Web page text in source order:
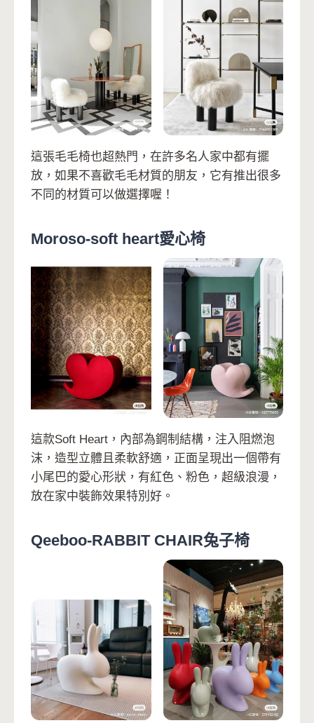
這張毛毛椅也超熱門，在許多名人家中都有擺
放，如果不喜歡毛毛材質的朋友，它有推出很多
不同的材質可以做選擇喔！
Moroso-soft heart愛心椅
這款Soft Heart，內部為鋼制結構，注入阻燃泡
沫，造型立體且柔軟舒適，正面呈現出一個帶有
小尾巴的愛心形狀，有紅色、粉色，超級浪漫，
放在家中裝飾效果特別好。
Qeeboo-RABBIT CHAIR兔子椅